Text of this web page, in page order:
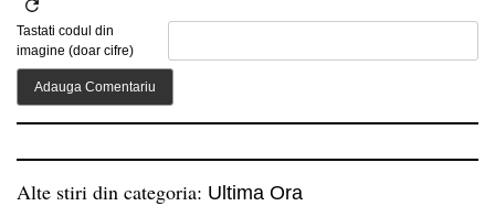
Tastati codul din
imagine (doar cifre)
Alte stiri din categoria: Ultima Ora